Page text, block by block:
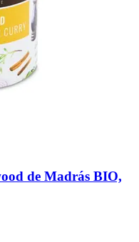
de Madrás BIO,